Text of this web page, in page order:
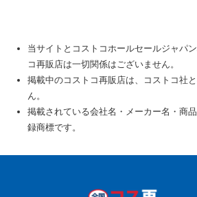
当サイトとコストコホールセールジャパ
コ再販店は一切関係はございません。
掲載中のコストコ再販店は、コストコ社
ん。
掲載されている会社名・メーカー名・商
録商標です。